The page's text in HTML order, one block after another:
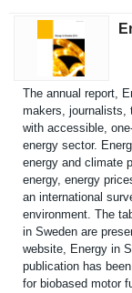
The annual report,
makers, journalist­s,
with accessible,
energy sector.
energy and climate
energy, energy
an internatio­nal
environmen­t. The
in Sweden are
website, Energy in
publicatio­n has
for biobased motor